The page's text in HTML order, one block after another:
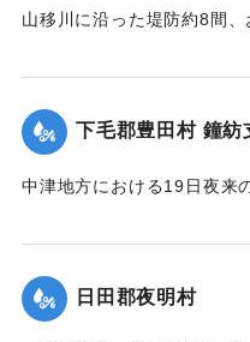
【出典：大分新聞 大正12
面】
｜固有コード:00275063
山移川に沿った堤防約8間
になった。
住民所有の木材、セメント
【出典：大分新聞 大正12
下毛郡豊田村 鐘紡
中津地方における19日夜来
た。これと同時に中津市外
ど泥の海と化し、浸水家屋
近数十戸は濁流のため、床
日田郡夜明村